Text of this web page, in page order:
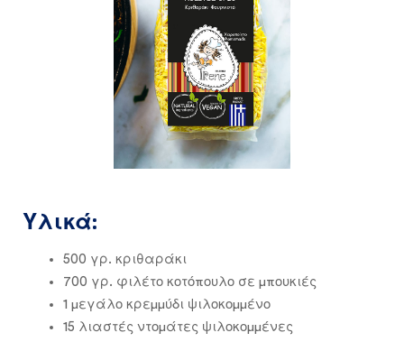
Υλικά:
500 γρ. κριθαράκι
700 γρ. φιλέτο κοτόπουλο σε μπουκιές
1 μεγάλο κρεμμύδι ψιλοκομμένο
15 λιαστές ντομάτες ψιλοκομμένες